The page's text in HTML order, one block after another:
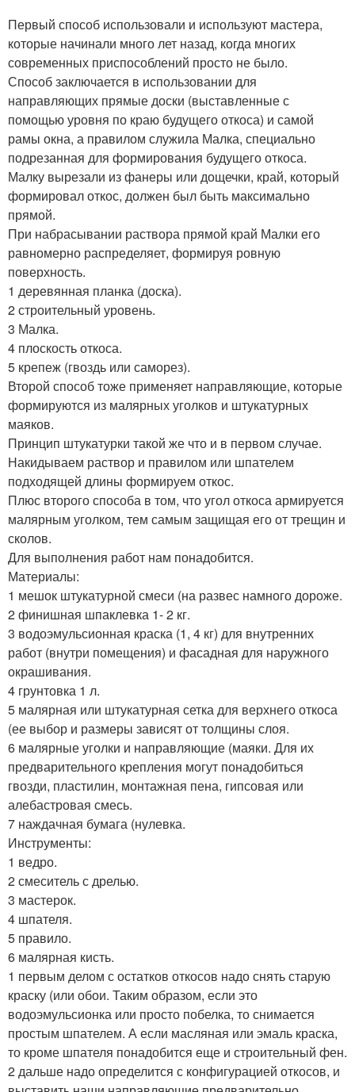
Первый способ использовали и используют мастера,
которые начинали много лет назад, когда многих
современных приспособлений просто не было.
Способ заключается в использовании для
направляющих прямые доски (выставленные с
помощью уровня по краю будущего откоса) и самой
рамы окна, а правилом служила Малка, специально
подрезанная для формирования будущего откоса.
Малку вырезали из фанеры или дощечки, край, который
формировал откос, должен был быть максимально
прямой.
При набрасывании раствора прямой край Малки его
равномерно распределяет, формируя ровную
поверхность.
1 деревянная планка (доска).
2 строительный уровень.
3 Малка.
4 плоскость откоса.
5 крепеж (гвоздь или саморез).
Второй способ тоже применяет направляющие, которые
формируются из малярных уголков и штукатурных
маяков.
Принцип штукатурки такой же что и в первом случае.
Накидываем раствор и правилом или шпателем
подходящей длины формируем откос.
Плюс второго способа в том, что угол откоса армируется
малярным уголком, тем самым защищая его от трещин и
сколов.
Для выполнения работ нам понадобится.
Материалы:
1 мешок штукатурной смеси (на развес намного дороже.
2 финишная шпаклевка 1- 2 кг.
3 водоэмульсионная краска (1, 4 кг) для внутренних
работ (внутри помещения) и фасадная для наружного
окрашивания.
4 грунтовка 1 л.
5 малярная или штукатурная сетка для верхнего откоса
(ее выбор и размеры зависят от толщины слоя.
6 малярные уголки и направляющие (маяки. Для их
предварительного крепления могут понадобиться
гвозди, пластилин, монтажная пена, гипсовая или
алебастровая смесь.
7 наждачная бумага (нулевка.
Инструменты:
1 ведро.
2 смеситель с дрелью.
3 мастерок.
4 шпателя.
5 правило.
6 малярная кисть.
1 первым делом с остатков откосов надо снять старую
краску (или обои. Таким образом, если это
водоэмульсионка или просто побелка, то снимается
простым шпателем. А если масляная или эмаль краска,
то кроме шпателя понадобится еще и строительный фен.
2 дальше надо определится с конфигурацией откосов, и